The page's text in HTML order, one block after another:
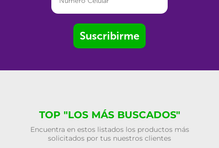
Suscribirme
TOP "LOS MÁS BUSCADOS"
Encuentra en estos listados los productos más
solicitados por tus nuestros clientes